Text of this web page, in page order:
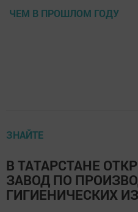
ЧЕМ В ПРОШЛОМ ГОДУ
ЗНАЙТЕ
В ТАТАРСТАНЕ
ЗАВОД ПО
ГИГИЕНИЧЕСКИХ